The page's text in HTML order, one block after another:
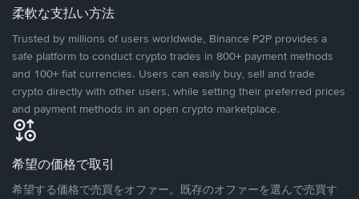
柔軟な支払い方法
Trusted by millions of users worldwide, Binance P2P provides a
safe platform to conduct crypto trades in 800+ payment methods
and 100+ fiat currencies. Users can easily buy, sell and trade
crypto directly with other users, while setting their preferred prices
and payment methods in an open crypto marketplace.
希望の価格で取引
希望する価格で売買をオファー。既存のオファーを選んで売買す